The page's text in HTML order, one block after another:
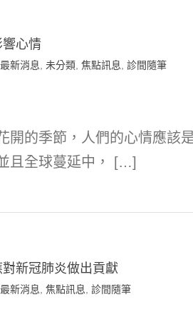
響心情
最新消息 未分類 焦點訊息 診間隨筆
開的季節，人們的心情應該
且全球蔓延中， […]
新冠肺炎做出貢獻
最新消息 焦點訊息 診間隨筆